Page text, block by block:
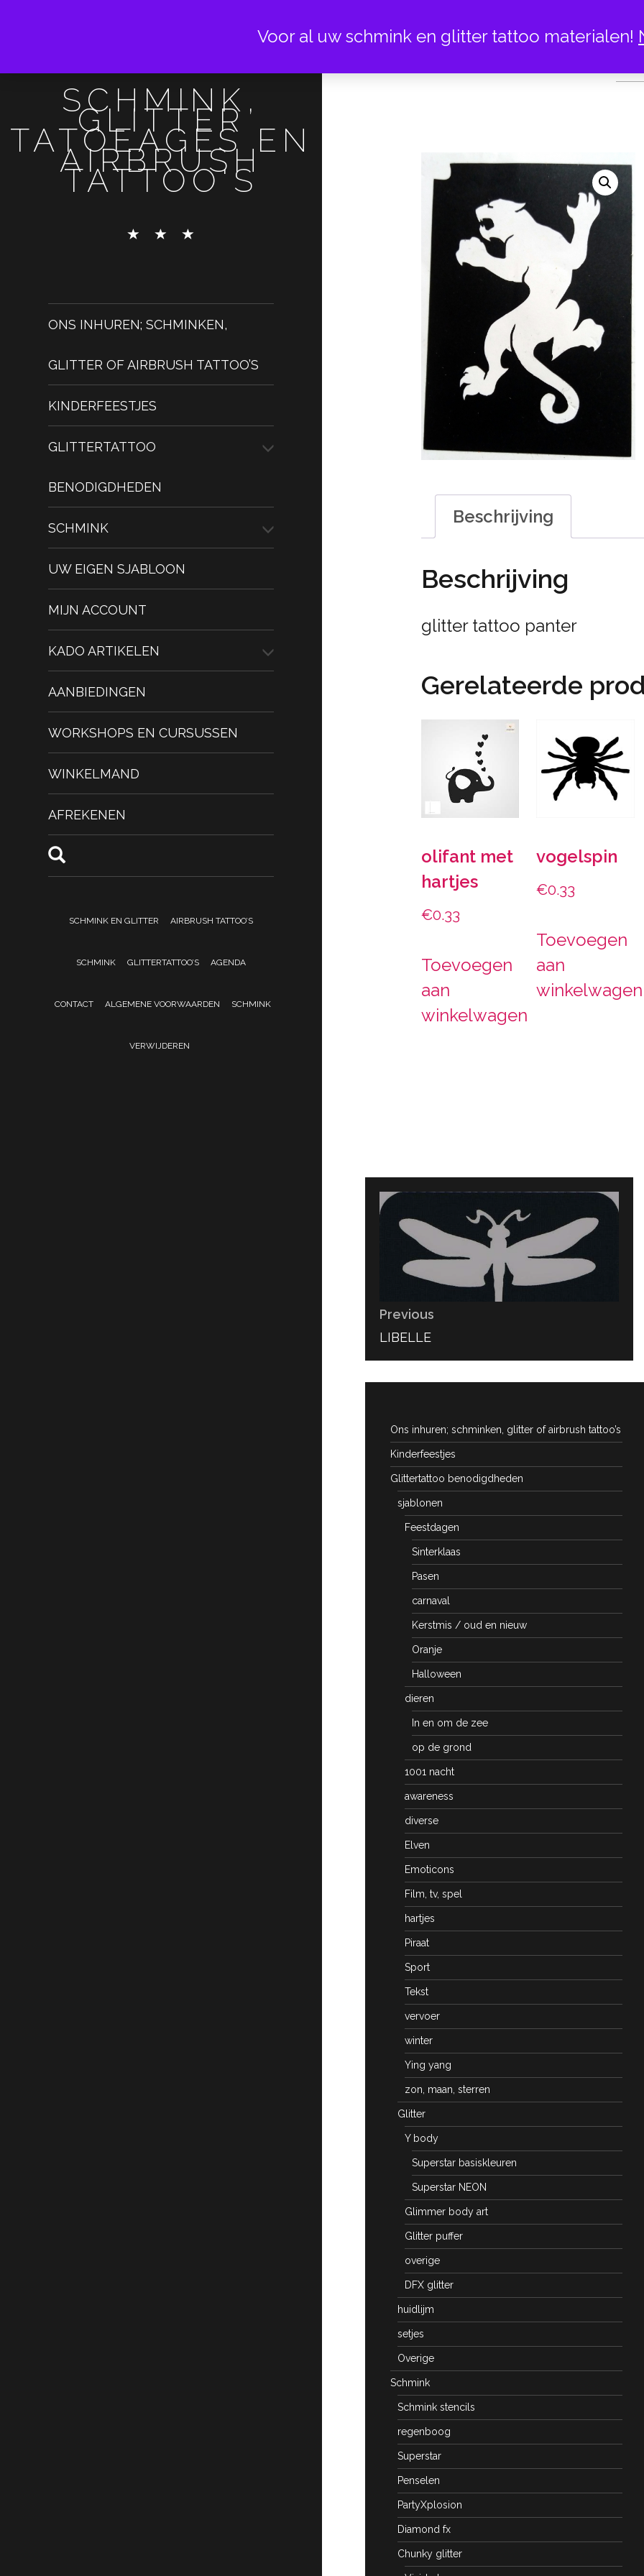
SCHMINK,
GLITTER
TATOEAGES EN
AIRBRUSH
TATTOO'S
ONS INHUREN; SCHMINKEN,
GLITTER OF AIRBRUSH TATTOO’S
KINDERFEESTJES
GLITTERTATTOO
BENODIGDHEDEN
SCHMINK
UW EIGEN SJABLOON
MIJN ACCOUNT
KADO ARTIKELEN
AANBIEDINGEN
WORKSHOPS EN CURSUSSEN
WINKELMAND
AFREKENEN
SCHMINK EN GLITTER AIRBRUSH TATTOO’S
SCHMINK GLITTERTATTOO’S AGENDA
CONTACT ALGEMENE VOORWAARDEN SCHMINK
VERWIJDEREN
Beschrijving
Beschrijving
glitter tattoo panter
Gerelateerde
olifant met
hartjes
€0.33
Toevoegen
aan
winkelwagen
vogelspin
€0.33
Toevoegen
aan
winkelwagen
Bericht
navigatie
Previous
PREVIOUS
LIBELLE
Ons inhuren; schminken, glitter of airbrush tattoo’s
Kinderfeestjes
Glittertattoo benodigdheden
sjablonen
Feestdagen
Sinterklaas
Pasen
carnaval
Kerstmis / oud en nieuw
Oranje
Halloween
dieren
In en om de zee
op de grond
1001 nacht
awareness
diverse
Elven
Emoticons
Film, tv, spel
hartjes
Piraat
Sport
Tekst
vervoer
winter
Ying yang
zon, maan, sterren
Glitter
Y body
Superstar basiskleuren
Superstar NEON
Glimmer body art
Glitter puffer
overige
DFX glitter
huidlijm
setjes
Overige
Schmink
Schmink stencils
regenboog
Superstar
Penselen
PartyXplosion
Diamond fx
Chunky glitter
Voor al uw schmink en glitter tattoo materialen!